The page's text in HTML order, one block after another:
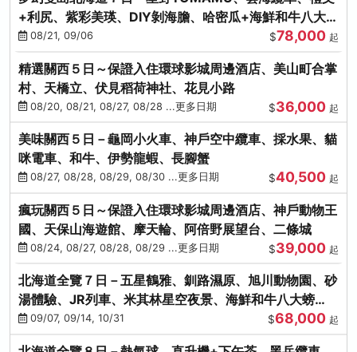
+利尻、紫彩美瑛、DIY剝海膽、哈密瓜+海鮮和牛八大螃
蟹吃到飽
08/21, 09/06 $78,000 起
精選關西５日～保證入住環球影城周邊酒店、美山町合掌
村、天橋立、伏見稻荷神社、花見小路
08/20, 08/21, 08/27, 08/28 ...更多日期 $36,000 起
美味關西５日－龜岡小火車、神戶空中纜車、採水果、貓
咪電車、和牛、伊勢龍蝦、長腳蟹
08/27, 08/28, 08/29, 08/30 ...更多日期 $40,500 起
瘋玩關西５日～保證入住環球影城周邊酒店、神戶動物王
國、天保山海遊館、摩天輪、阿倍野展望台、二條城
08/24, 08/27, 08/28, 08/29 ...更多日期 $39,000 起
北海道全覽７日－五星鶴雅、釧路濕原、旭川動物園、砂
湯體驗、JR列車、米其林星空夜景、海鮮和牛八大螃
蟹、卡哇依熊牧場
09/07, 09/14, 10/31 $68,000 起